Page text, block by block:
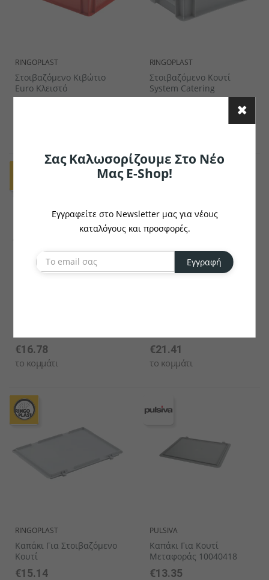
RINGOPLAST
Στοιβαζόμενο Κιβώτιο
Euro Κλειστό
RINGOPLAST
Στοιβαζόμενο Κουτί
System Catering
€16.78
το κομμάτι
€21.41
το κομμάτι
RINGOPLAST
Καπάκι Για Στοιβαζόμενο
Κουτί
€15.14
PULSIVA
Καπάκι Για Κουτί
Μεταφοράς 10040418
€13.35
Σας Καλωσορίζουμε Στο Νέο
Μας E-Shop!
Εγγραφείτε στο Newsletter μας για νέους
καταλόγους και προσφορές.
Εγγραφή